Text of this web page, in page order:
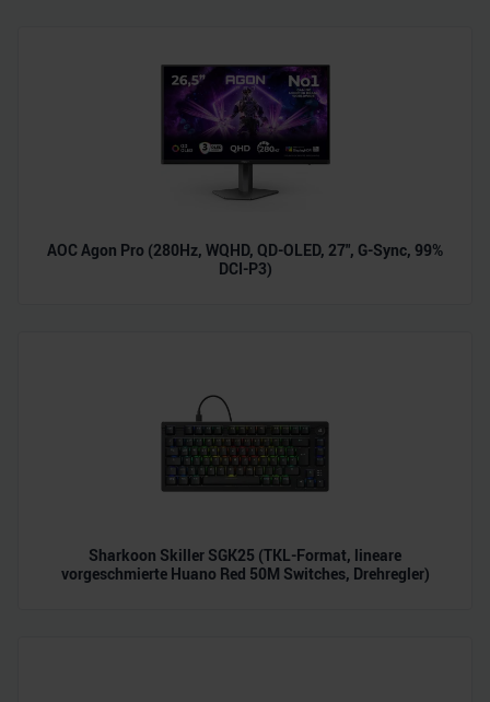
soziale Medien, Werbung und Analysen weiter. Unsere
Partner führen diese Informationen möglicherweise mit
weiteren Daten zusammen, die Sie ihnen bereitgestellt
haben oder die sie im Rahmen Ihrer Nutzung der Dienste
AOC Agon Pro (280Hz, WQHD, QD-OLED, 27", G-Sync, 99%
DCI-P3)
Sharkoon Skiller SGK25 (TKL-Format, lineare
vorgeschmierte Huano Red 50M Switches, Drehregler)